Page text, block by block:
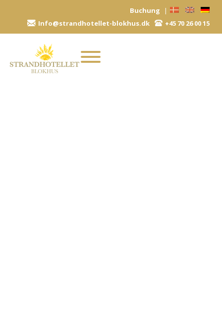
Buchung
|
Info@strandhotellet-blokhus.dk
+45 70 26 00 15